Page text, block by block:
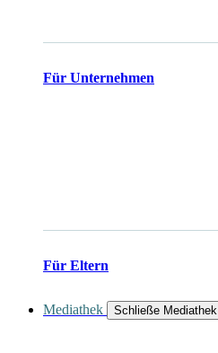
Für Unternehmen
Für Eltern
Mediathek Schließe Mediathek